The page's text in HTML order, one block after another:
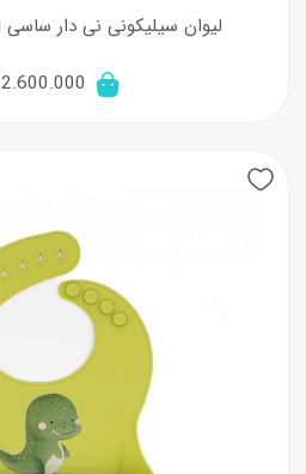
لیوان سیلیکونی نی دار ساسی Sassi طرح دایناسور
2.600.000